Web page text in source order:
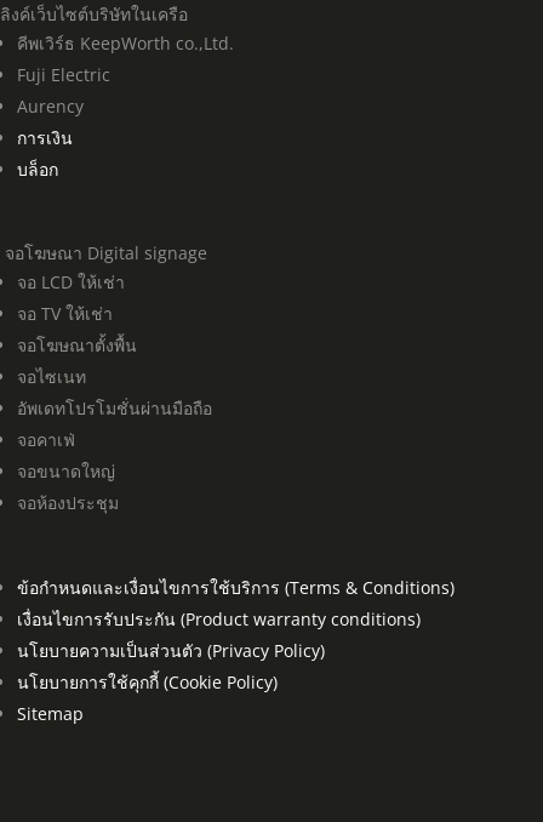
ลิงค์เว็บไซต์บริษัทในเครือ
คีพเวิร์ธ KeepWorth co.,Ltd.
Fuji Electric
Aurency
การเงิน
บล็อก
จอโฆษณา Digital signage
จอ LCD ให้เช่า
จอ TV ให้เช่า
จอโฆษณาตั้งพื้น
จอไซเนท
อัพเดทโปรโมชั่นผ่านมือถือ
จอคาเฟ่
จอขนาดใหญ่
จอห้องประชุม
ข้อกำหนดและเงื่อนไขการใช้บริการ (Terms & Conditions)
เงื่อนไขการรับประกัน (Product warranty conditions)
นโยบายความเป็นส่วนตัว (Privacy Policy)
นโยบายการใช้คุกกี้ (Cookie Policy)
Sitemap